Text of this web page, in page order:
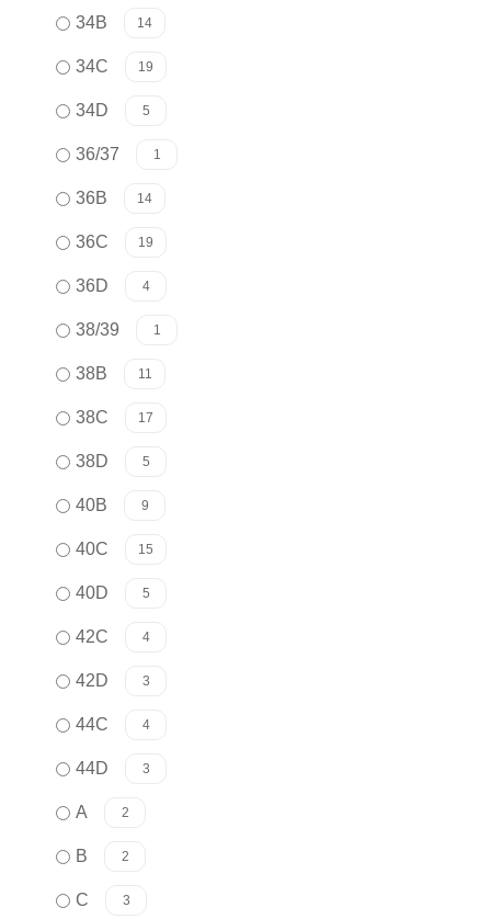
34B 14
34C 19
34D 5
36/37 1
36B 14
36C 19
36D 4
38/39 1
38B 11
38C 17
38D 5
40B 9
40C 15
40D 5
42C 4
42D 3
44C 4
44D 3
A 2
B 2
C 3